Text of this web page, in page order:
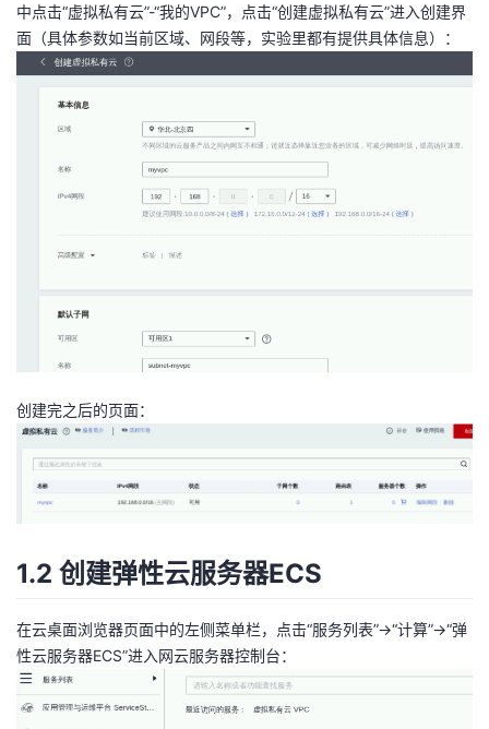
中点击“虚拟私有云”-“我的VPC”，点击“创建虚拟私有云”进入创建界
面（具体参数如当前区域、网段等，实验里都有提供具体信息）：
创建完之后的页面：
1.2 创建弹性云服务器ECS
在云桌面浏览器页面中的左侧菜单栏，点击“服务列表”->“计算”->“弹
性云服务器ECS”进入网云服务器控制台：